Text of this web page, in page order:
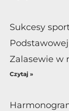
Sukcesy
Zalasewie w
Czytaj »